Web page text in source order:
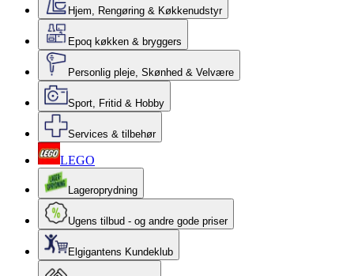
Hjem, Rengøring & Køkkenudstyr
Epoq køkken & bryggers
Personlig pleje, Skønhed & Velvære
Sport, Fritid & Hobby
Services & tilbehør
LEGO
Lageroprydning
Ugens tilbud - og andre gode priser
Elgigantens Kundeklub